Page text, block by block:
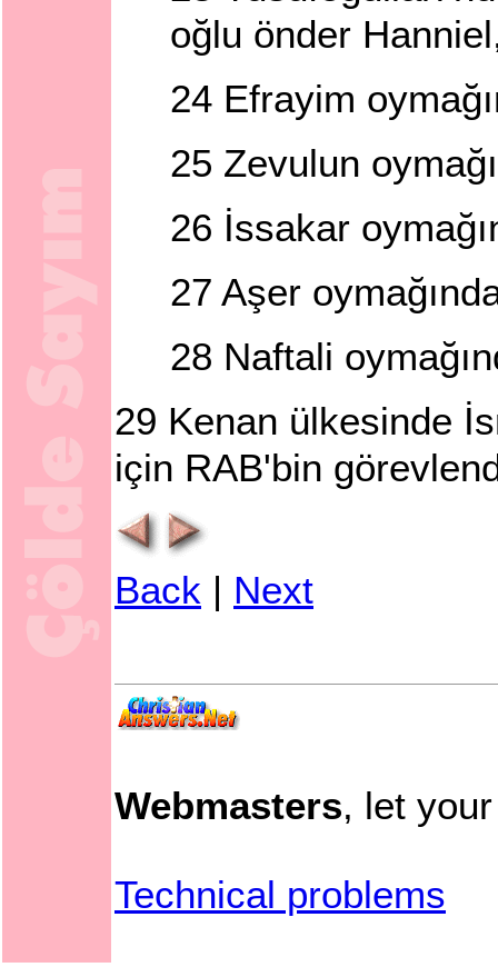
oğlu önder
24 Efrayim
25 Zevulun
26 İssakar
27 Aşer
28 Naftali
29 Kenan ülkesinde
için RAB'bin
Back | Next
Webmasters, let
Technical problems